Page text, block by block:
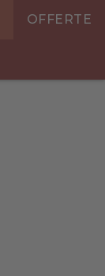
OFFERTE